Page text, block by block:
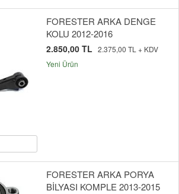
FORESTER ARKA DENGE
KOLU 2012-2016
2.850,00 TL 2.375,00 TL + KDV
Yeni Ürün
FORESTER ARKA PORYA
BİLYASI KOMPLE 2013-2015